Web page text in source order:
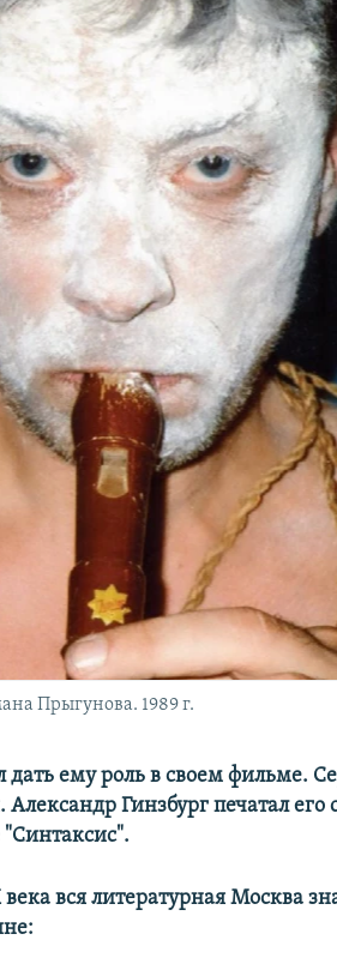
Прыгунова. 1989 г.
дать ему роль в своем фильме.
Гинзбург печатал его
вся литературная Москва